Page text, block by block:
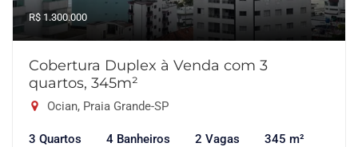
R$ 1.300.000
Cobertura Duplex à Venda com 3
quartos, 345m²
Ocian, Praia Grande-SP
3 Quartos 4 Banheiros 2 Vagas 345 m²